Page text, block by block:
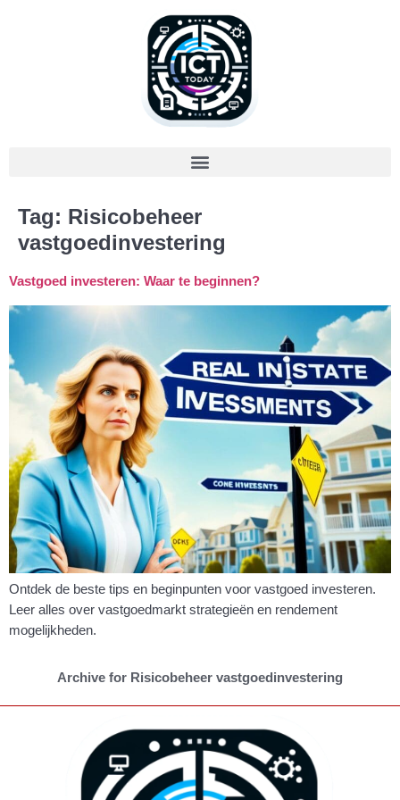
Tag: Risicobeheer
vastgoedinvestering
Vastgoed investeren: Waar te beginnen?
Ontdek de beste tips en beginpunten voor vastgoed investeren.
Leer alles over vastgoedmarkt strategieën en rendement
mogelijkheden.
Archive for Risicobeheer vastgoedinvestering